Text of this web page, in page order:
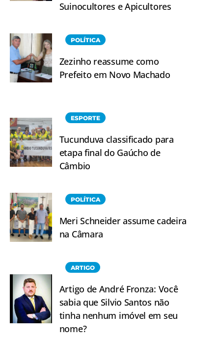
Suinocultores e Apicultores
POLÍTICA
Zezinho reassume como
Prefeito em Novo Machado
ESPORTE
Tucunduva classificado para
etapa final do Gaúcho de
Câmbio
POLÍTICA
Meri Schneider assume cadeira
na Câmara
ARTIGO
Artigo de André Fronza: Você
sabia que Silvio Santos não
tinha nenhum imóvel em seu
nome?